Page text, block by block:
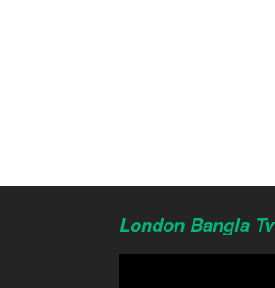
London Bangla Tv